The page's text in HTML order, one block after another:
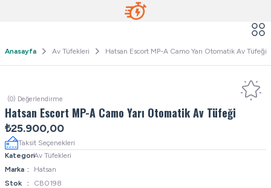
Anasayfa Av Tüfekleri Hatsan Escort MP-A Camo Yarı Otomatik Av Tüfeği
(0) Değerlendirme
Hatsan Escort MP-A Camo Yarı Otomatik Av Tüfeği
₺25.900,00
Taksit Seçenekleri
KategoriAv Tüfekleri
Marka
Hatsan
Stok
CB0198